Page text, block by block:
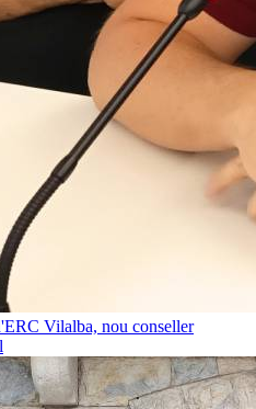
Vilalba, nou conseller